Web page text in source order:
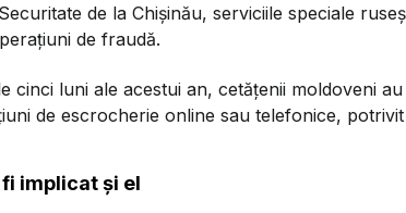
de la Chișinău, serviciile speciale
de fraudă.
cinci luni ale acestui an, cetățenii moldoveni
de escrocherie online sau telefonice, potrivit
implicat și el